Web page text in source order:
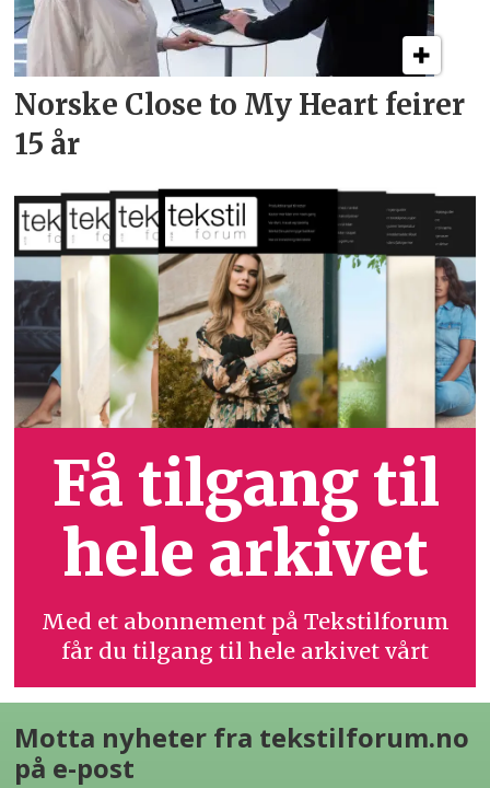
Norske Close to My Heart feirer
15 år
Få tilgang til
hele arkivet
Med et abonnement på Tekstilforum
får du tilgang til hele arkivet vårt
Motta nyheter fra tekstilforum.no
på e-post